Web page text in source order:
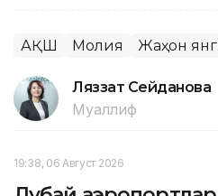
АҚШ Молия Жаҳон
Ляззат Сейданова
Муаллиф
19:38, 06 Август 2026